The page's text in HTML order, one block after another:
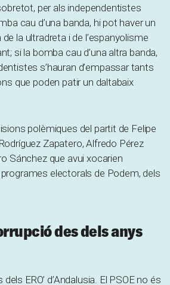
per als independentistes
cau d’una banda, hi pot haver un
de la ultradreta i de l’espanyolisme
si la bomba cau d’una altra banda,
s’hauran d’empassar tants
que poden patir un daltabaix
polèmiques del partit de Felipe
Zapatero, Alfredo Pérez
Sánchez que avui xocarien
electorals de Podem, dels
des dels anys
dels ERO’ d’Andalusia. El PSOE no és